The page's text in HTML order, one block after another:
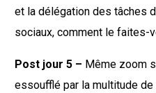
et la délégation des tâches
sociaux, comment le faites-
Post jour 5 – Même zoom
essoufflé par la multitude